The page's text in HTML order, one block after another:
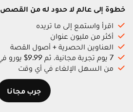
خطوة إلى عالم لا حدود له من القصص
اقرأ واستمع إلى ما تريده
أكثر من مليون عنوان
العناوين الحصرية + أصول القصة
7 يوم تجربة مجانية، ثم 9.99$ يورو في الشهر
من السهل الإلغاء في أي وقت
جرب مجانا